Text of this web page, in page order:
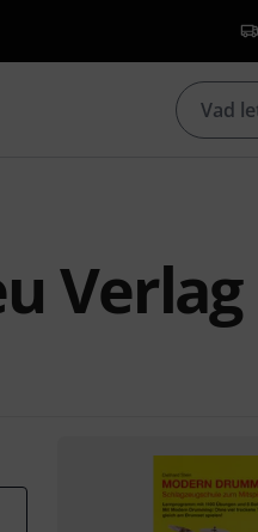
Verlag